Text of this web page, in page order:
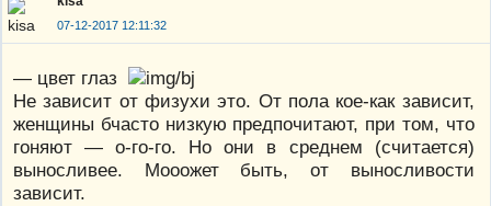
07-12-2017 12:11:32
— цвет глаз
Не зависит от физухи это. От пола кое-как зависит,
женщины бчасто низкую предпочитают, при том, что
гоняют — о-го-го. Но они в среднем (считается)
выносливее. Мооожет быть, от выносливости
зависит.